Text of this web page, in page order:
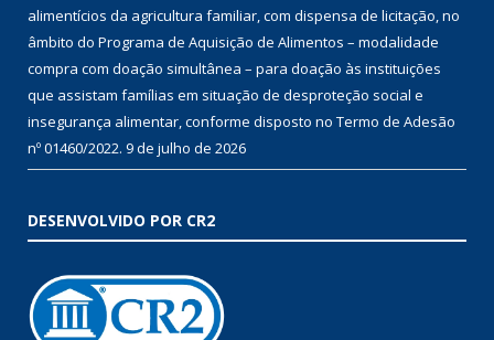
alimentícios da agricultura familiar, com dispensa de licitação, no
âmbito do Programa de Aquisição de Alimentos – modalidade
compra com doação simultânea – para doação às instituições
que assistam famílias em situação de desproteção social e
insegurança alimentar, conforme disposto no Termo de Adesão
nº 01460/2022. 9 de julho de 2026
DESENVOLVIDO POR CR2